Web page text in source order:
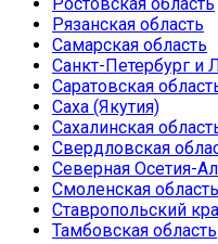
Рязанская область
Самарская область
Санкт-Петербург и
Саратовская
Саха (Якутия)
Сахалинская
Свердловская
Северная Осетия-
Смоленская область
Ставропольский
Тамбовская область